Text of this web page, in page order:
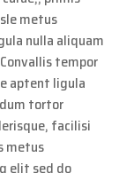
metus
nulla aliquam
tempor
aptent ligula
tortor
facilisi
metus
elit sed do